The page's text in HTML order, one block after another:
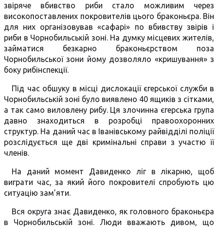
звіряче вбивство риби стало можливим через
високопоставлених покровителів цього браконьєра. Він
для них організовував «сафарі» по вбивству звірів і
риби в Чорнобильській зоні. На думку місцевих жителів,
займатися безкарно браконьєрством поза
Чорнобильської зони йому дозволяло «кришування» з
боку рибінспекції.
Під час обшуку в місці дислокації єгерської служби в
Чорнобильській зоні було виявлено 40 ящиків з сітками,
а так само виловлену рибу. Ця злочинна єгерська група
давно знаходиться в розробці правоохоронних
структур. На даний час в Іванівському райвідділі поліції
розслідується ще дві кримінальні справи з участю її
членів.
На даний момент Давиденко ліг в лікарню, щоб
виграти час, за який його покровителі спробують цю
ситуацію зам’яти.
Вся округа знає Давиденко, як головного браконьєра
в Чорнобильській зоні. Люди вважають дивом, що